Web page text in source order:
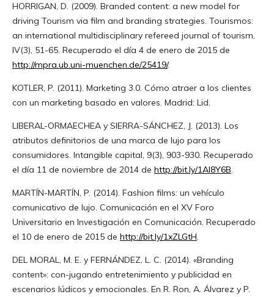
HORRIGAN, D. (2009). Branded content: a new model for
driving Tourism via film and branding strategies. Tourismos:
an international multidisciplinary refereed journal of tourism,
IV(3), 51-65. Recuperado el día 4 de enero de 2015 de
http://mpra.ub.uni-muenchen.de/25419/.
KOTLER, P. (2011). Marketing 3.0. Cómo atraer a los clientes
con un marketing basado en valores. Madrid: Lid.
LIBERAL-ORMAECHEA y SIERRA-SÁNCHEZ, J. (2013). Los
atributos definitorios de una marca de lujo para los
consumidores. Intangible capital, 9(3), 903-930. Recuperado
el día 11 de noviembre de 2014 de http://bit.ly/1AI8Y6B.
MARTÍN-MARTÍN, P. (2014). Fashion films: un vehículo
comunicativo de lujo. Comunicación en el XV Foro
Universitario en Investigación en Comunicación. Recuperado
el 10 de enero de 2015 de http://bit.ly/1xZLGtH.
DEL MORAL, M. E. y FERNÁNDEZ, L. C. (2014). «Branding
content»: con-jugando entretenimiento y publicidad en
escenarios lúdicos y emocionales. En R. Ron, A. Álvarez y P.